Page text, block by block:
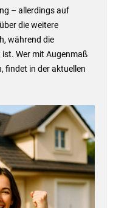
– allerdings auf
die weitere
während die
Wer mit Augenmaß
findet in der aktuellen